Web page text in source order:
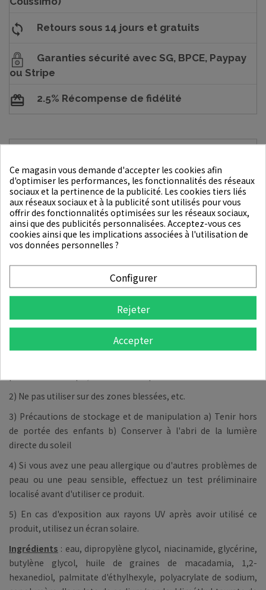
Retours sous 14 jours et gratuits
Garanties sécurité avec SG, BPCE, Paypay
ou Stripe
2.5% Récompense de fidélité
DESCRIPTION
DÉTAILS DU PRODUIT
Mode d'emploi: Après avoir soigneusement lavé votre visage,
appliquez une quantité appropriée et massez en effectuant
des mouvements de roulement. Une fois le Collagen Riddle
Shot 100 absorbé, terminez en appliquant un soin hydratant
ou un soin contenant des ingrédients efficaces pour une
Précaution d’usage:
1) Si vous ressentez des symptômes anormaux ou des effets
démangeaisons sur la zone d'utilisation en raison de la
2) Ne pas utiliser sur des zones blessées, etc.
3) Précautions de stockage et de manipulation a) Tenir hors
de portée des enfants b) Conserver à l'abri de la lumière
directe du soleil
4) Si vous avez une peau allergique ou d'autres problèmes de
peau ou une peau sensible, effectuez un test préliminaire
localisé avant d'utiliser ce produit.
5) En cas d'exposition aux rayons UV après avoir utilisé ce
produit, utilisez un écran solaire.
Ingrédients : eau, dipropylène glycol, niacinamide, glycérine,
butylène glycol, huile de graines de macadamia, 1,2-
hexanediol, palmitate d'éthylhexyle, polyacrylate de sodium,
Ce magasin vous demande d'accepter les cookies afin
d'optimiser les performances, les fonctionnalités des réseaux
sociaux et la pertinence de la publicité. Les cookies tiers liés
aux réseaux sociaux et à la publicité sont utilisés pour vous
offrir des fonctionnalités optimisées sur les réseaux sociaux,
ainsi que des publicités personnalisées. Acceptez-vous ces
cookies ainsi que les implications associées à l'utilisation de
vos données personnelles ?
Configurer
Rejeter
Accepter